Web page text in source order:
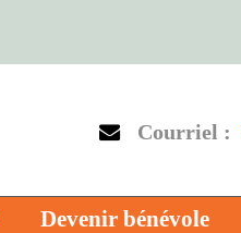
Courriel :
Devenir bénévole